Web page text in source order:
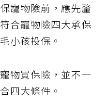
寵物險前，應先釐
合寵物險四大承保
小孩投保。
物買保險，並不一
四大條件。